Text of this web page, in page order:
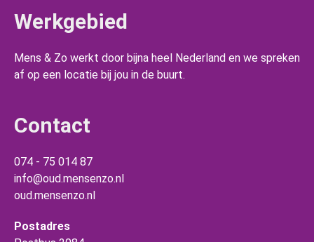
Werkgebied
Mens & Zo werkt door bijna heel Nederland en we spreken
af op een locatie bij jou in de buurt.
Contact
074 - 75 014 87
info@oud.mensenzo.nl
oud.mensenzo.nl
Postadres